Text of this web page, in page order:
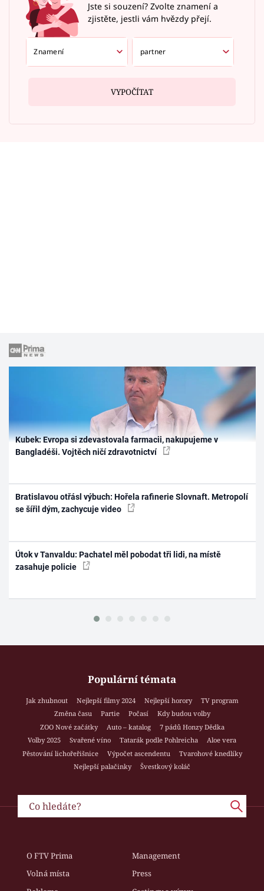
Jste si souzení? Zvolte znamení a
zjistěte, jestli vám hvězdy přejí.
VYPOČÍTAT
Kubek: Evropa si zdevastovala farmacii, nakupujeme v
Bangladéši. Vojtěch ničí zdravotnictví
Bratislavou otřásl výbuch: Hořela rafinerie Slovnaft. Metropolí
se šířil dým, zachycuje video
Útok v Tanvaldu: Pachatel měl pobodat tři lidi, na místě
zasahuje policie
Populární témata
Jak zhubnout Nejlepší filmy 2024 Nejlepší horory
TV program
Změna času
Partie Počasí
Kdy budou volby
ZOO Nové začátky
Auto – katalog
7 pádů Honzy Dědka
Volby 2025
Svařené víno Tatarák podle Pohlreicha
Aloe vera
Pěstování lichořeřišnice
Výpočet ascendentu
Tvarohové knedlíky
Nejlepší palačinky
Švestkový koláč
O FTV Prima
Management
Volná místa
Press